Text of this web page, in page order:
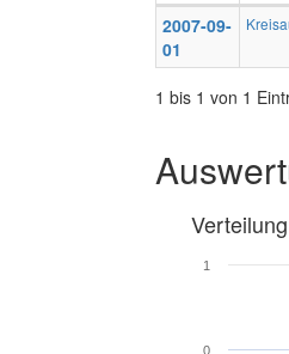
2007-09-
01
1 bis 1 von 1
0
1